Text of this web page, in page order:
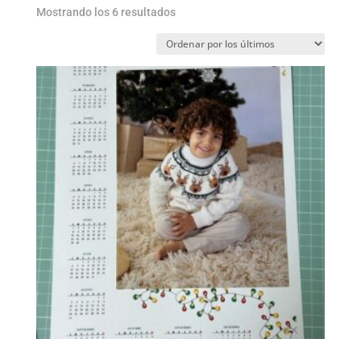
Mostrando los 6 resultadosOrdenado
los
últimos